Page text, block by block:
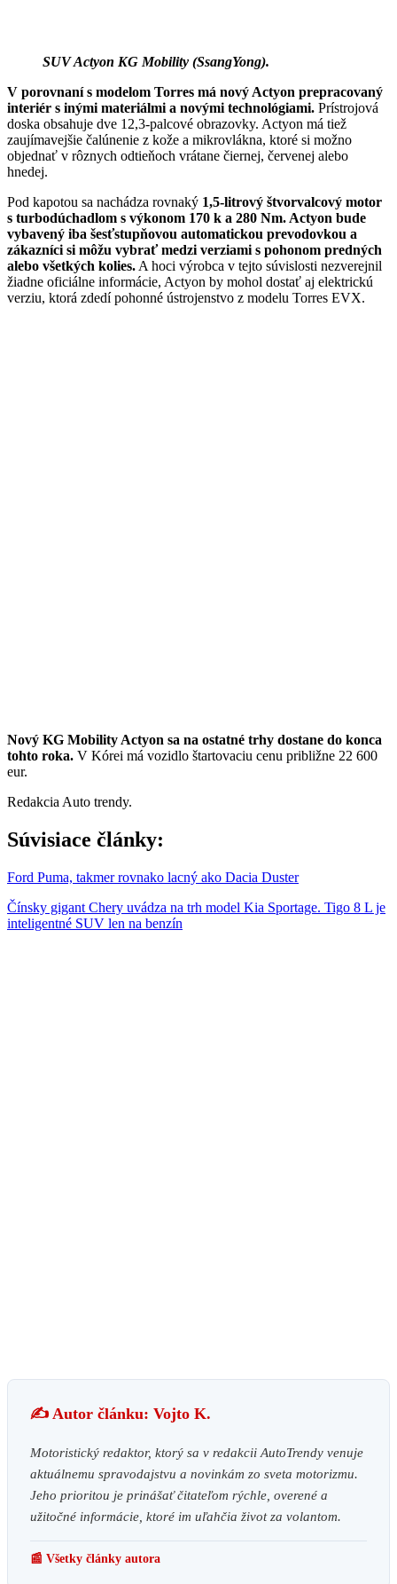
SUV Actyon KG Mobility (SsangYong).
V porovnaní s modelom Torres má nový Actyon prepracovaný
interiér s inými materiálmi a novými technológiami. Prístrojová
doska obsahuje dve 12,3-palcové obrazovky. Actyon má tiež
zaujímavejšie čalúnenie z kože a mikrovlákna, ktoré si možno
objednať v rôznych odtieňoch vrátane čiernej, červenej alebo
hnedej.
Pod kapotou sa nachádza rovnaký 1,5-litrový štvorvalcový motor
s turbodúchadlom s výkonom 170 k a 280 Nm. Actyon bude
vybavený iba šesťstupňovou automatickou prevodovkou a
zákazníci si môžu vybrať medzi verziami s pohonom predných
alebo všetkých kolies. A hoci výrobca v tejto súvislosti nezverejnil
žiadne oficiálne informácie, Actyon by mohol dostať aj elektrickú
verziu, ktorá zdedí pohonné ústrojenstvo z modelu Torres EVX.
Nový KG Mobility Actyon sa na ostatné trhy dostane do konca
tohto roka. V Kórei má vozidlo štartovaciu cenu približne 22 600
eur.
Redakcia Auto trendy.
Súvisiace články:
Ford Puma, takmer rovnako lacný ako Dacia Duster
Čínsky gigant Chery uvádza na trh model Kia Sportage. Tigo 8 L je
inteligentné SUV len na benzín
✍️ Autor článku: Vojto K.
Motoristický redaktor, ktorý sa v redakcii AutoTrendy venuje
aktuálnemu spravodajstvu a novinkám zo sveta motorizmu.
Jeho prioritou je prinášať čitateľom rýchle, overené a
užitočné informácie, ktoré im uľahčia život za volantom.
📰 Všetky články autora